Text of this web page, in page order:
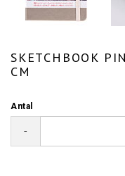
SKETCHBOOK
CM
Antal
-